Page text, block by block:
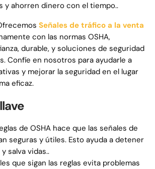
y ahorren dinero con el tiempo..
Señales de tráfico a la venta
con las normas OSHA,
durable, y soluciones de seguridad
Confíe en nosotros para ayudarle a
y mejorar la seguridad en el lugar
eficaz.
de OSHA hace que las señales de
seguras y útiles. Esto ayuda a detener
salva vidas..
que sigan las reglas evita problemas